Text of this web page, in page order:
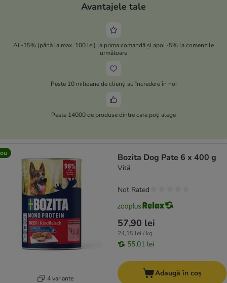
Avantajele tale
Ai -15% (până la max. 100 lei) la prima comandă și apoi -5% la comenzile
următoare
Peste 10 milioane de clienți au încredere în noi
Peste 14000 de produse dintre care poți alege
4 variante
Bozita Dog Pate 6 x 400 g
Vită
57,90 lei
24,15 lei / kg
55,01 lei
Not Rated
Adaugă în coș